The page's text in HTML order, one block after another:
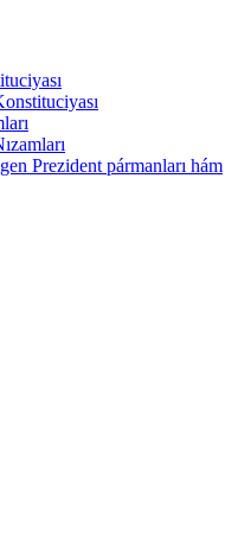
Prezident pármanları hám